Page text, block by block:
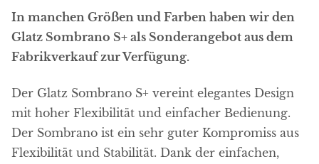
Preis
war:
€2.445,00
Preis
ist:
€1.599,00.
In manchen Größen und Farben haben wir den
Glatz Sombrano S+ als Sonderangebot aus dem
Fabrikverkauf zur Verfügung.
Der Glatz Sombrano S+ vereint elegantes Design
mit hoher Flexibilität und einfacher Bedienung.
Der Sombrano ist ein sehr guter Kompromiss aus
Flexibilität und Stabilität. Dank der einfachen,